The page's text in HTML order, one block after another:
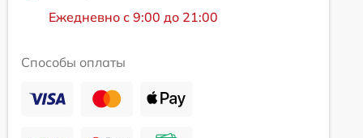
Ежедневно с 9:00 до 21:00
Способы оплаты